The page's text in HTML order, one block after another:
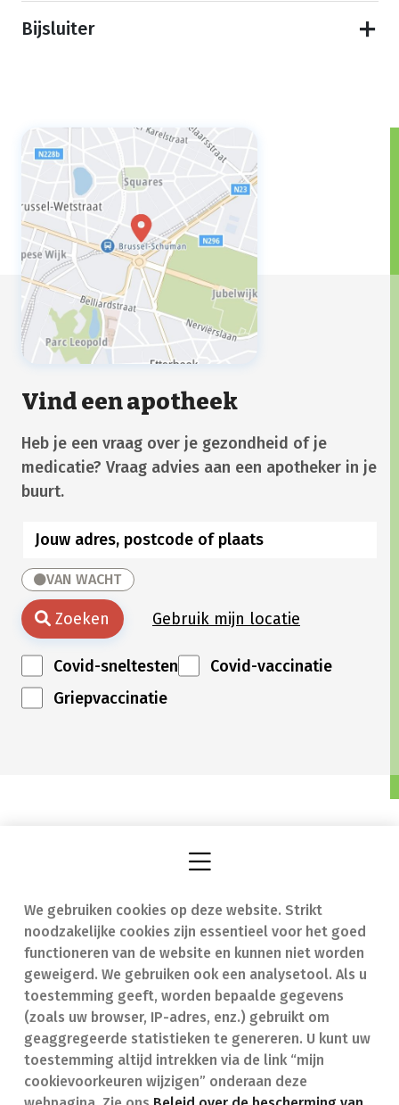
We gebruiken cookies op deze website. Strikt
noodzakelijke cookies zijn essentieel voor het goed
functioneren van de website en kunnen niet worden
geweigerd. We gebruiken ook een analysetool. Als u
toestemming geeft, worden bepaalde gegevens
(zoals uw browser, IP-adres, enz.) gebruikt om
geaggregeerde statistieken te genereren. U kunt uw
toestemming altijd intrekken via de link “mijn
cookievoorkeuren wijzigen” onderaan deze
Bijsluiter
Vind een apotheek
Heb je een vraag over je gezondheid of je
medicatie? Vraag advies aan een apotheker in je
buurt.
VAN WACHT
Zoeken Gebruik mijn locatie
Covid-sneltesten
Covid-vaccinatie
Griepvaccinatie
Vind een apotheek
Onze expertise
Ziekten
Geneesmiddelen
In geval van nood
Contact
Veelgestelde vragen
(FAQ)